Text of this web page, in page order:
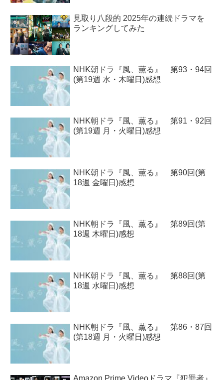
見取り八段的 2025年の連続ドラマを
ランキングしてみた
NHK朝ドラ『風、薫る』 第93・94回
(第19週 水・木曜日)感想
NHK朝ドラ『風、薫る』 第91・92回
(第19週 月・火曜日)感想
NHK朝ドラ『風、薫る』 第90回(第
18週 金曜日)感想
NHK朝ドラ『風、薫る』 第89回(第
18週 木曜日)感想
NHK朝ドラ『風、薫る』 第88回(第
18週 水曜日)感想
NHK朝ドラ『風、薫る』 第86・87回
(第18週 月・火曜日)感想